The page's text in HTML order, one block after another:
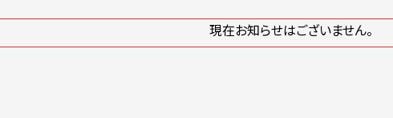
現在お知らせはございません。